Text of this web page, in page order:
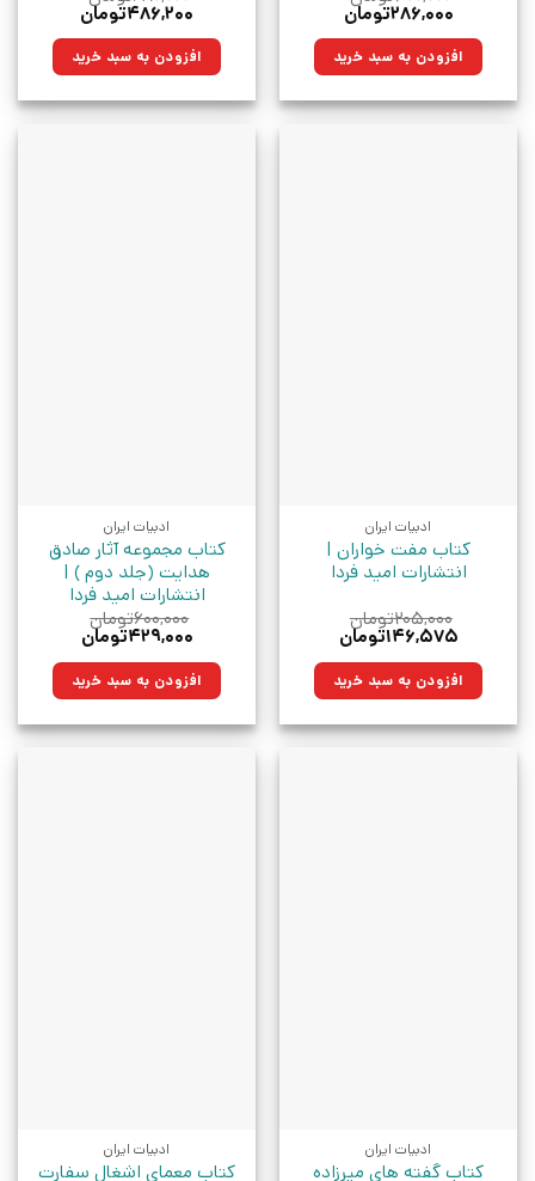
قیمت
۴۰۰,۰۰۰تومان
بود.
۲۸۶,۰۰۰تومان
۲۸۶,۰۰۰تومان.افزودن به سبد خرید
قیمت
۶۸۰,۰۰۰تومان
بود.
۴۸۶,۲۰۰تومان
۴۸۶,۲۰۰تومان.افزودن به سبد خرید
ادبیات ایران
کتاب مفت خواران |
انتشارات امید فردا
۲۰۵,۰۰۰تومان
قیمت
۲۰۵,۰۰۰تومان
بود.
۱۴۶,۵۷۵تومان
۱۴۶,۵۷۵تومان.افزودن به سبد خرید
ادبیات ایران
کتاب مجموعه آثار صادق
هدایت (جلد دوم ) |
انتشارات امید فردا
۶۰۰,۰۰۰تومان
قیمت
۶۰۰,۰۰۰تومان
بود.
۴۲۹,۰۰۰تومان
۴۲۹,۰۰۰تومان.افزودن به سبد خرید
ادبیات ایران
کتاب گفته های میرزاده
ادبیات ایران
کتاب معمای اشغال سفارت